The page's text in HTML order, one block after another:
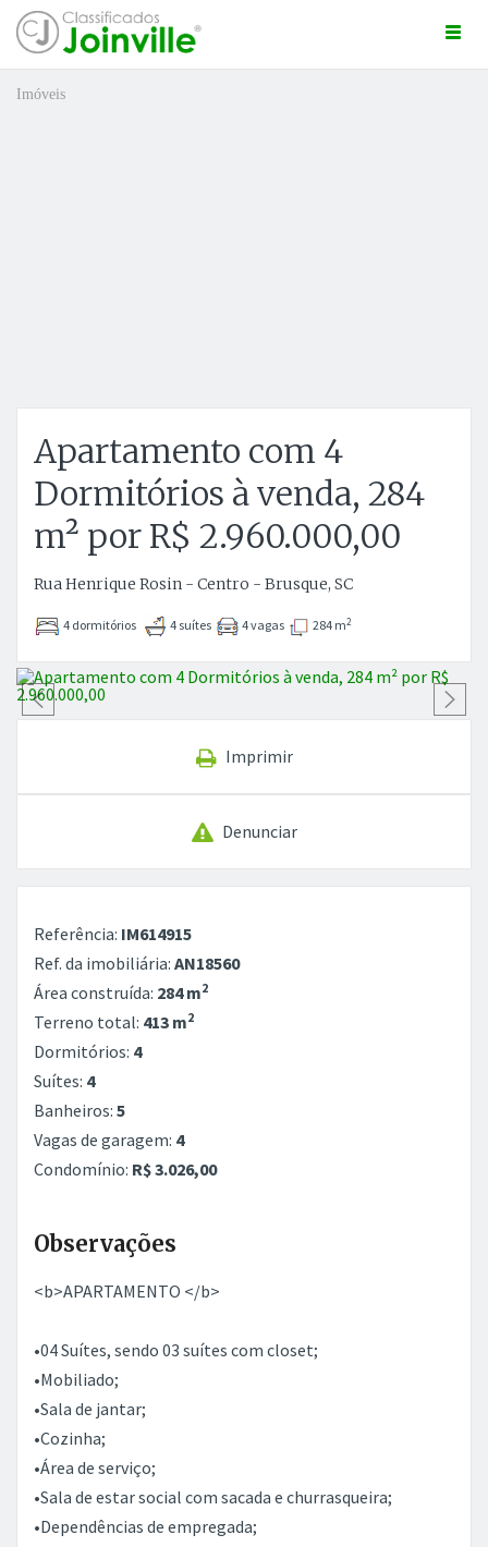
Imóveis
Apartamento com 4
Dormitórios à venda, 284
m² por R$ 2.960.000,00
Rua Henrique Rosin - Centro - Brusque, SC
4 dormitórios 4 suítes 4 vagas 284 m2
Anterior
Imprimir
Denunciar
Referência: IM614915
Ref. da imobiliária: AN18560
Área construída: 284 m2
Terreno total: 413 m2
Dormitórios: 4
Suítes: 4
Banheiros: 5
Vagas de garagem: 4
Condomínio: R$ 3.026,00
Observações
<b>APARTAMENTO </b>
•04 Suítes, sendo 03 suítes com closet;
•Mobiliado;
•Sala de jantar;
•Cozinha;
•Área de serviço;
•Sala de estar social com sacada e churrasqueira;
•Dependências de empregada;
GRÁTIS